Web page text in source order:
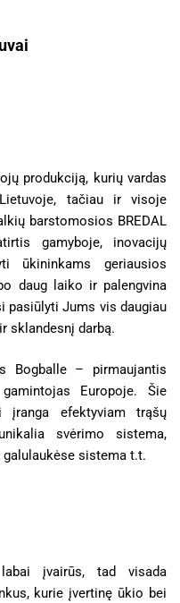
produkciją, kurių vardas
tačiau ir visoje
barstomosios BREDAL
gamyboje, inovacijų
ūkininkams geriausios
daug laiko ir palengvina
pasiūlyti Jums vis daugiau
sklandesnį darbą.
Bogballe – pirmaujantis
Europoje. Šie
efektyviam trąšų
svėrimo sistema,
sistema t.t.
labai įvairūs, tad visada
kurie įvertinę ūkio bei